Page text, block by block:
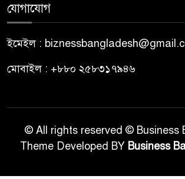
যোগাযোগ
ইমেইল :
মোবাইল : +৮৮০ ২৫৮৩১৭৯৪৬
© All rights reserved © Business
Theme Developed BY Business